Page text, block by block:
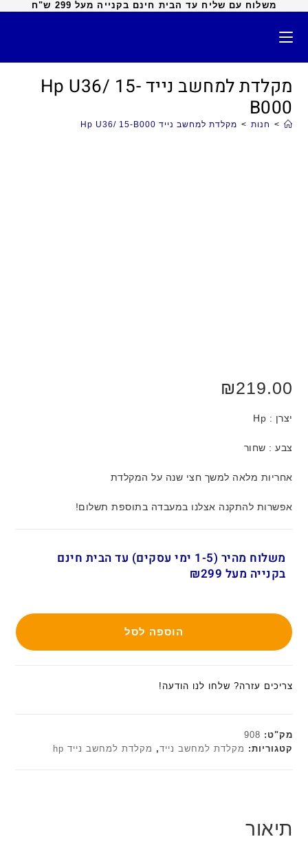
משלוח עם שליח עד הבית חינם בקנייה מעל 299 ש"ח
מקלדת למחשב נייד Hp U36/ 15-
B000
> חנות > מקלדת למחשב נייד Hp U36/ 15-B000
₪219.00
יצרן : Hp
צבע : שחור
אחריות מלאה למשך חצי שנה על המקלדת
אפשרות להתקנה אצלנו במעבדה בתוספת תשלום!
משלוח מהיר (1-5 ימי עסקים) עד הבית חינם
בקנייה מעל ₪299
הוספה לסל
צריכים עזרה? שלחו לנו הודעה!
מק"ט: 908
קטגוריות: מקלדת למחשב נייד, מקלדת למחשב נייד hp
תיאור